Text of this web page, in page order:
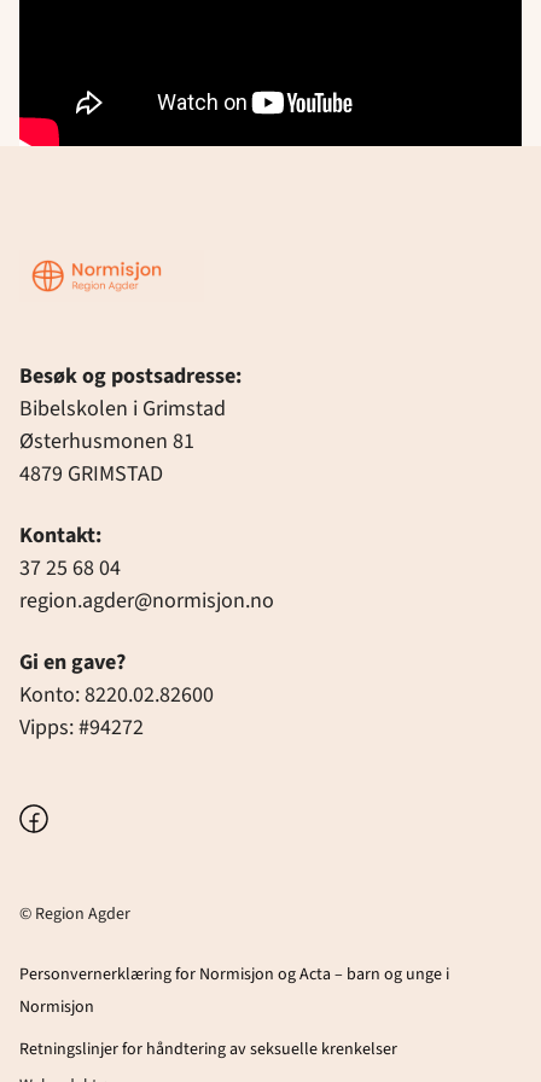
Region
Agder
Besøk og postsadresse:
Bibelskolen i Grimstad
Østerhusmonen 81
4879 GRIMSTAD
Kontakt:
37 25 68 04
region.agder@normisjon.no
Gi en gave?
Konto: 8220.02.82600
Vipps: #94272
Facebook
© Region Agder
Personvernerklæring for Normisjon og Acta – barn og unge i
Normisjon
Retningslinjer for håndtering av seksuelle krenkelser